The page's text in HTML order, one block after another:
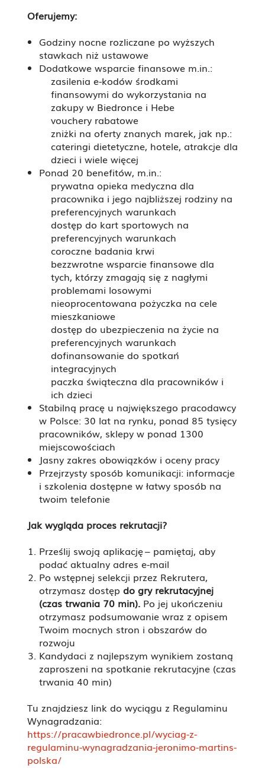
Oferujemy:
Godziny nocne rozliczane po wyższych
stawkach niż ustawowe
Dodatkowe wsparcie finansowe m.in.:
zasilenia e-kodów środkami
finansowymi do wykorzystania na
zakupy w Biedronce i Hebe
vouchery rabatowe
zniżki na oferty znanych marek, jak np.:
cateringi dietetyczne, hotele, atrakcje dla
dzieci i wiele więcej
Ponad 20 benefitów, m.in.:
prywatna opieka medyczna dla
pracownika i jego najbliższej rodziny na
preferencyjnych warunkach
dostęp do kart sportowych na
preferencyjnych warunkach
coroczne badania krwi
bezzwrotne wsparcie finansowe dla
tych, którzy zmagają się z nagłymi
problemami losowymi
nieoprocentowana pożyczka na cele
mieszkaniowe
dostęp do ubezpieczenia na życie na
preferencyjnych warunkach
dofinansowanie do spotkań
integracyjnych
paczka świąteczna dla pracowników i
ich dzieci
Stabilną pracę u największego pracodawcy
w Polsce: 30 lat na rynku, ponad 85 tysięcy
pracowników, sklepy w ponad 1300
miejscowościach
Jasny zakres obowiązków i oceny pracy
Przejrzysty sposób komunikacji: informacje
i szkolenia dostępne w łatwy sposób na
twoim telefonie
Jak wygląda proces rekrutacji?
Prześlij swoją aplikację – pamiętaj, aby
podać aktualny adres e-mail
Po wstępnej selekcji przez Rekrutera,
otrzymasz dostęp do gry rekrutacyjnej
(czas trwania 70 min). Po jej ukończeniu
otrzymasz podsumowanie wraz z opisem
Twoim mocnych stron i obszarów do
rozwoju
Kandydaci z najlepszym wynikiem zostaną
zaproszeni na spotkanie rekrutacyjne (czas
trwania 40 min)
Tu znajdziesz link do wyciągu z Regulaminu
Wynagradzania:
https://pracawbiedronce.pl/wyciag-z-
regulaminu-wynagradzania-jeronimo-martins-
polska/